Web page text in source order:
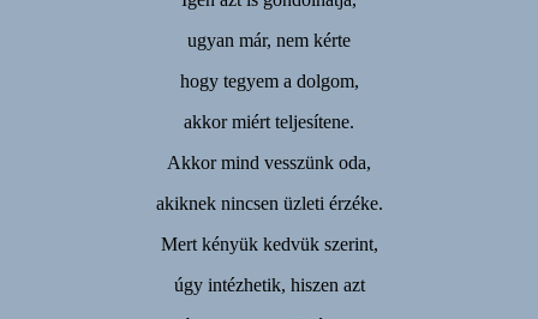
ugyan már, nem kérte
hogy tegyem a dolgom,
akkor miért teljesítene.
Akkor mind vesszünk oda,
akiknek nincsen üzleti érzéke.
Mert kényük kedvük szerint,
úgy intézhetik, hiszen azt